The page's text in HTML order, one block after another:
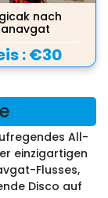
nach
:€30
All-
einzigartigen
Flusses,
Disco auf